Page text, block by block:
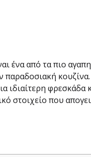
ένα από τα πιο
ιδιαίτερη
στοιχείο που